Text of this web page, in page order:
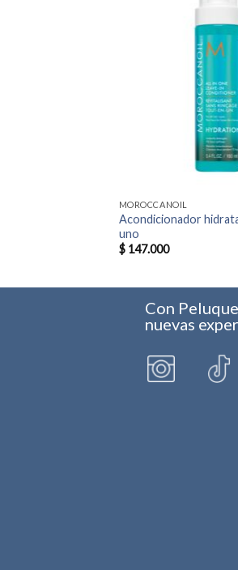
MOROCCANOIL
Acondicionador
uno
$147.000
Con
nuevas